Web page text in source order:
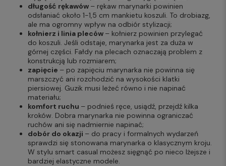
długość rękawów – rękaw marynarki powinien
odsłaniać około 1-1,5 cm mankietu koszuli. To drobiazg,
ale ma ogromny wpływ na odbiór stylizacji;
kołnierz i linia pleców – kołnierz powinien przylegać
do koszuli. Jeśli odstaje, marynarka jest za duża w
górnej części. Fałdy na plecach oznaczają problem z
konstrukcją lub rozmiarem;
zapięcie – po zapięciu marynarka nie powinna się
marszczyć ani rozchodzić na wysokości klatki
piersiowej. Guzik musi leżeć równo i nie napinać
materiału;
komfort ruchu – podnieś ręce, usiądź, przejdź kilka
kroków. Dobra marynarka nie powinna ograniczać
ruchów ani się nadmiernie napinać;
dobór do okazji – do pracy i formalnych wydarzeń
sprawdzi się stonowana marynarka o klasycznym kroju.
W stylu smart casual możesz sięgnąć po nieco lżejsze i
bardziej elastyczne modele.